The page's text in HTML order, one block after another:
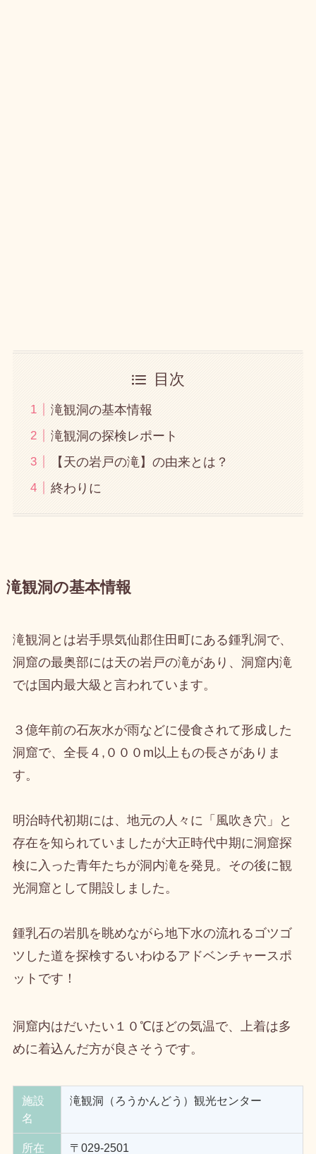
目次
滝観洞の基本情報
滝観洞の探検レポート
【天の岩戸の滝】の由来とは？
終わりに
滝観洞の基本情報
滝観洞とは岩手県気仙郡住田町にある鍾乳洞で、
洞窟の最奥部には天の岩戸の滝があり、洞窟内滝
では国内最大級と言われています。
３億年前の石灰水が雨などに侵食されて形成した
洞窟で、全長４,０００m以上もの長さがありま
す。
明治時代初期には、地元の人々に「風吹き穴」と
存在を知られていましたが大正時代中期に洞窟探
検に入った青年たちが洞内滝を発見。その後に観
光洞窟として開設しました。
鍾乳石の岩肌を眺めながら地下水の流れるゴツゴ
ツした道を探検するいわゆるアドベンチャースポ
ットです！
洞窟内はだいたい１０℃ほどの気温で、上着は多
めに着込んだ方が良さそうです。
施設
名
滝観洞（ろうかんどう）観光センター
所在 〒029-2501